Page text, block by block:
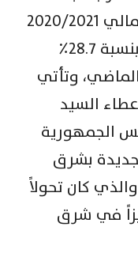
مقارنة بالربع الأول من العام المالي ٢٠٢٠/٢٠٢١
وارتفعت حركة الحاويات الوارد بنسبة ٢٨.٧٪
وتأتي
السيد
الجمهورية
بشرق
بورسعيد، في ٢٧ نوفمبر ٢٠١٩ والذي كان تحولاً
في شرق